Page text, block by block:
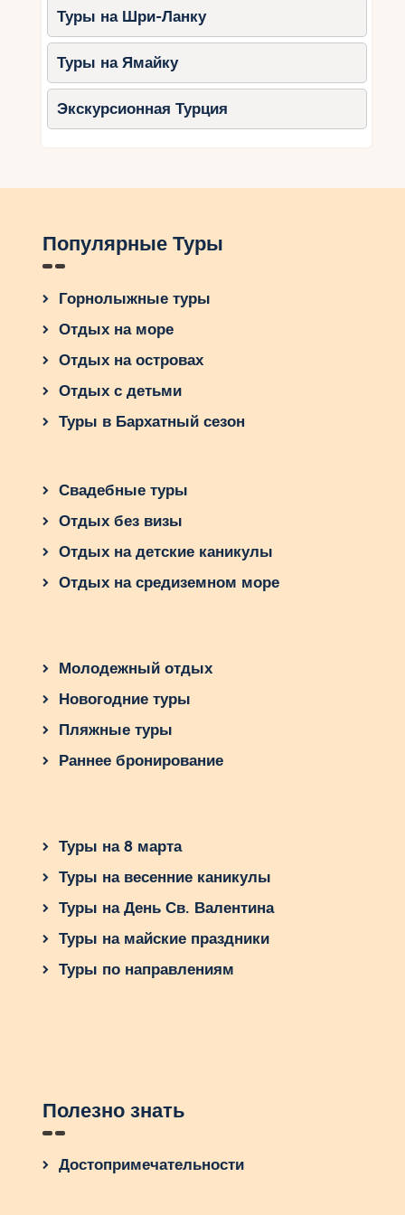
уникальную страну и испытайте всю ее
прелесть зимнего спорта!
Туры на Шри-Ланку
Туры на Ямайку
Экскурсионная Турция
Популярные Туры
Горнолыжные туры
Отдых на море
Отдых на островах
Отдых с детьми
Туры в Бархатный сезон
Свадебные туры
Отдых без визы
Отдых на детские каникулы
Отдых на средиземном море
Молодежный отдых
Новогодние туры
Пляжные туры
Раннее бронирование
Туры на 8 марта
Туры на весенние каникулы
Туры на День Св. Валентина
Туры на майские праздники
Туры по направлениям
Полезно знать
Достопримечательности